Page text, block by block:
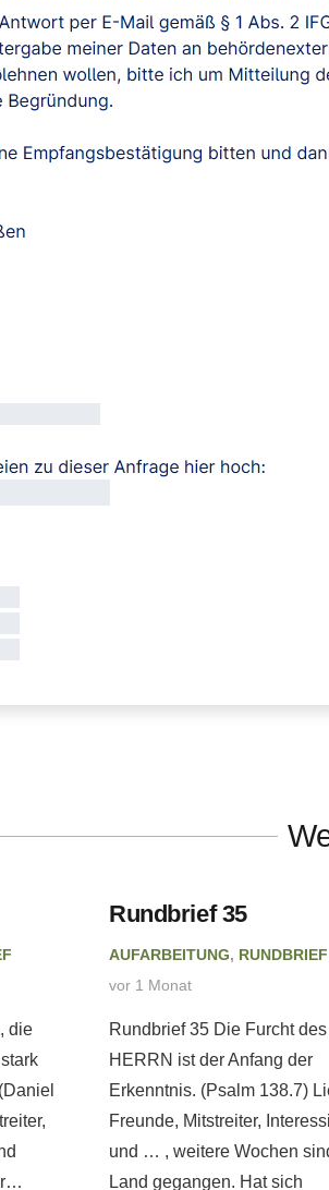
die
Rundbrief 35
AUFARBEITUNG, RUNDBRIEF
vor 1 Monat
Rundbrief 35 Die Furcht des
HERRN ist der Anfang der
Erkenntnis. (Psalm 138.7)
Freunde, Mitstreiter,
und … , weitere Wochen
Land gegangen. Hat sich